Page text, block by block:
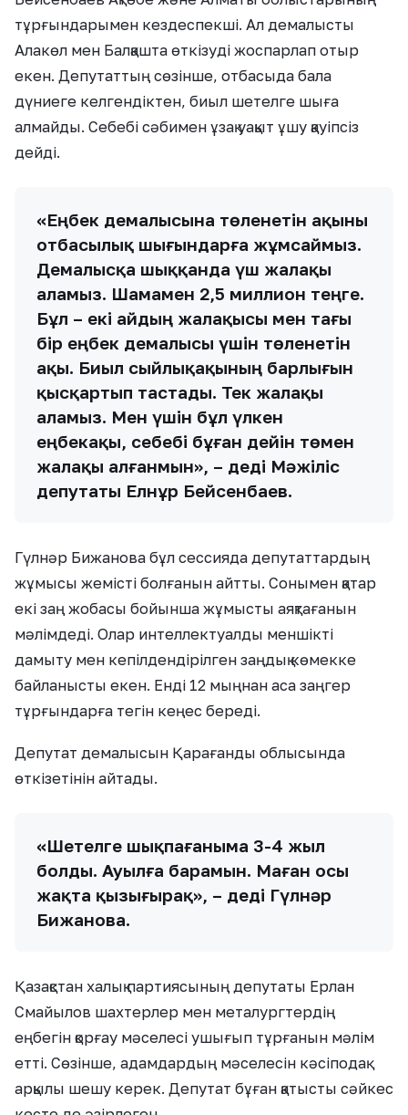
тұрғындарымен кездеспекші. Ал демалысты
Алакөл мен Балқашта өткізуді жоспарлап отыр
екен. Депутаттың сөзінше, отбасыда бала
дүниеге келгендіктен, биыл шетелге шыға
алмайды. Себебі сәбимен ұзақ уақыт ұшу қауіпсіз
дейді.
«Еңбек демалысына төленетін ақыны
отбасылық шығындарға жұмсаймыз.
Демалысқа шыққанда үш жалақы
аламыз. Шамамен 2,5 миллион теңге.
Бұл – екі айдың жалақысы мен тағы
бір еңбек демалысы үшін төленетін
ақы. Биыл сыйлықақының барлығын
қысқартып тастады. Тек жалақы
аламыз. Мен үшін бұл үлкен
еңбекақы, себебі бұған дейін төмен
жалақы алғанмын», – деді Мәжіліс
депутаты Елнұр Бейсенбаев.
Гүлнәр Бижанова бұл сессияда депутаттардың
жұмысы жемісті болғанын айтты. Сонымен қатар
екі заң жобасы бойынша жұмысты аяқтағанын
мәлімдеді. Олар интеллектуалды меншікті
дамыту мен кепілдендірілген заңдық көмекке
байланысты екен. Енді 12 мыңнан аса заңгер
тұрғындарға тегін кеңес береді.
Депутат демалысын Қарағанды облысында
өткізетінін айтады.
«Шетелге шықпағаныма 3-4 жыл
болды. Ауылға барамын. Маған осы
жақта қызығырақ», – деді Гүлнәр
Бижанова.
Қазақстан халық партиясының депутаты Ерлан
Смайылов шахтерлер мен металургтердің
еңбегін қорғау мәселесі ушығып тұрғанын мәлім
етті. Сөзінше, адамдардың мәселесін кәсіподақ
арқылы шешу керек. Депутат бұған қатысты сәйкес